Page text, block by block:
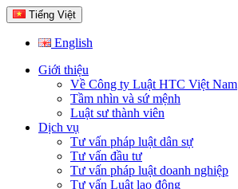
Tiếng Việt
English
Giới thiệu
Về Công ty Luật HTC Việt Nam
Tầm nhìn và sứ mệnh
Luật sư thành viên
Dịch vụ
Tư vấn pháp luật dân sự
Tư vấn đầu tư
Tư vấn pháp luật doanh nghiệp
Tư vấn Luật lao động